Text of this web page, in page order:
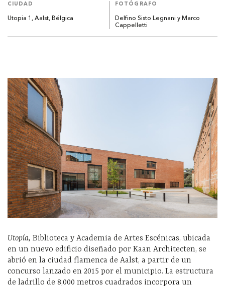
CIUDAD
Utopia 1, Aalst, Bélgica
FOTÓGRAFO
Delfino Sisto Legnani y Marco
Cappelletti
Utopía, Biblioteca y Academia de Artes Escénicas, ubicada
en un nuevo edificio diseñado por Kaan Architecten, se
abrió en la ciudad flamenca de Aalst, a partir de un
concurso lanzado en 2015 por el municipio. La estructura
de ladrillo de 8,000 metros cuadrados incorpora un